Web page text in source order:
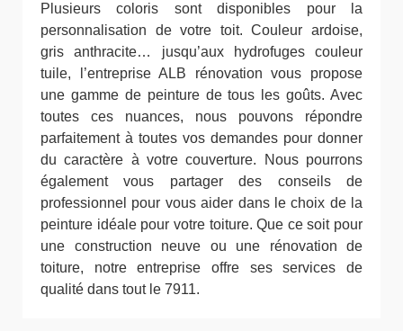
Plusieurs coloris sont disponibles pour la
personnalisation de votre toit. Couleur ardoise,
gris anthracite… jusqu’aux hydrofuges couleur
tuile, l’entreprise ALB rénovation vous propose
une gamme de peinture de tous les goûts. Avec
toutes ces nuances, nous pouvons répondre
parfaitement à toutes vos demandes pour donner
du caractère à votre couverture. Nous pourrons
également vous partager des conseils de
professionnel pour vous aider dans le choix de la
peinture idéale pour votre toiture. Que ce soit pour
une construction neuve ou une rénovation de
toiture, notre entreprise offre ses services de
qualité dans tout le 7911.